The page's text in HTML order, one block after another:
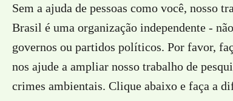
Sem a ajuda de pessoas como você, nosso
Brasil é uma organização independente -
governos ou partidos políticos. Por favor,
nos ajude a ampliar nosso trabalho de
crimes ambientais. Clique abaixo e faça a